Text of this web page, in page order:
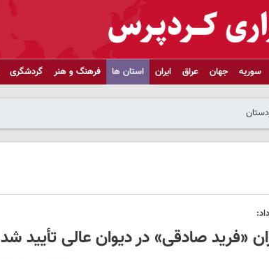
سوریه جهان عراق ایران استان ها فرهنگ و هنر گردشگری
«فرید صادقی» در دیوان عالی تأیید شد